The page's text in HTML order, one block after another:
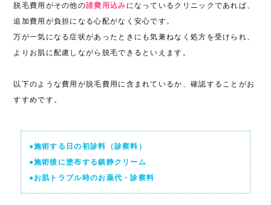
脱毛費用がその他の諸費用込み になっているクリニックであれば、
追加費用が負担になる心配がなく安心です。
万が一気になる症状があったときにも気兼ねなく処方を受けられ、
よりお肌に配慮しながら脱毛できるといえます。
以下のような費用が脱毛費用に含まれているか、確認することがお
すすめです。
●施術する日の初診料（診察料）
●施術後に塗布する鎮静クリーム
●お肌トラブル時のお薬代・診察料